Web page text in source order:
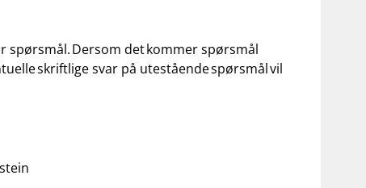
spørsmål. Dersom det kommer spørsmål
skriftlige svar på utestående spørsmål vil